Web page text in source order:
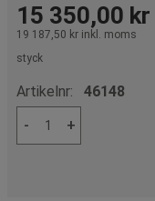
15 350,00 kr
19 187,50 kr inkl. moms
styck
Artikelnr: 46148
-
+